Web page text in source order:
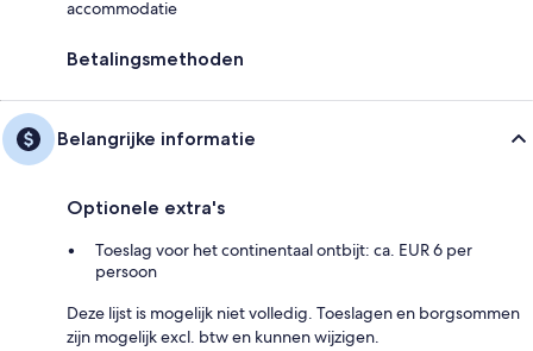
accommodatie
Betalingsmethoden
Belangrijke informatie
Optionele extra's
Toeslag voor het continentaal ontbijt: ca. EUR 6 per
persoon
Deze lijst is mogelijk niet volledig. Toeslagen en borgsommen
zijn mogelijk excl. btw en kunnen wijzigen.